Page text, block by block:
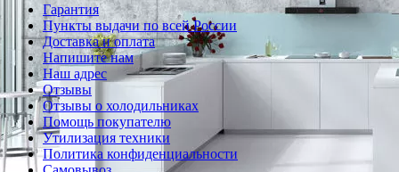
Гарантия
Пункты выдачи по всей России
Доставка и оплата
Напишите нам
Наш адрес
Отзывы
Отзывы о холодильниках
Помощь покупателю
Утилизация техники
Политика конфиденциальности